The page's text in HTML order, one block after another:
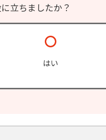
立ちましたか？
はい